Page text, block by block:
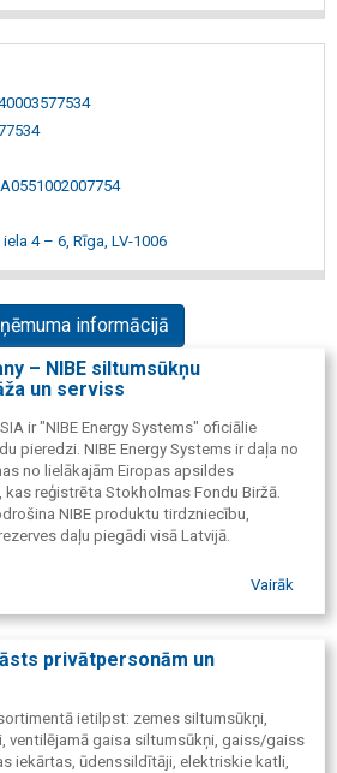
4 – 6, Rīga, LV-1006
informācijā
– NIBE siltumsūkņu
un serviss
ir "NIBE Energy Systems" oficiālie
pieredzi. NIBE Energy Systems ir daļa no
no lielākajām Eiropas apsildes
reģistrēta Stokholmas Fondu Biržā.
NIBE produktu tirdzniecību,
daļu piegādi visā Latvijā.
Vairāk
privātpersonām un
ietilpst: zemes siltumsūkņi,
ventilējamā gaisa siltumsūkņi, gaiss/gaiss
iekārtas, ūdenssildītāji, elektriskie katli,